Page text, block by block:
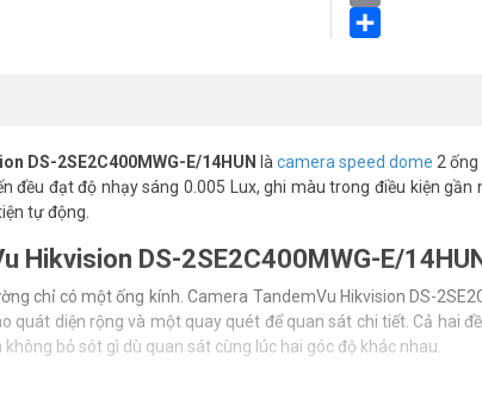
Email
DS-2SE2C400MWG-E/14HUN là camera speed dome 2
đều đạt độ nhạy sáng 0.005 Lux, ghi màu trong điều kiện
tự động.
Hikvision DS-2SE2C400MWG-E/
chỉ có một ống kính. Camera TandemVu Hikvision DS-
quát diện rộng và một quay quét để quan sát chi tiết. Cả hai
bỏ sót gì dù quan sát cùng lúc hai góc độ khác nhau.